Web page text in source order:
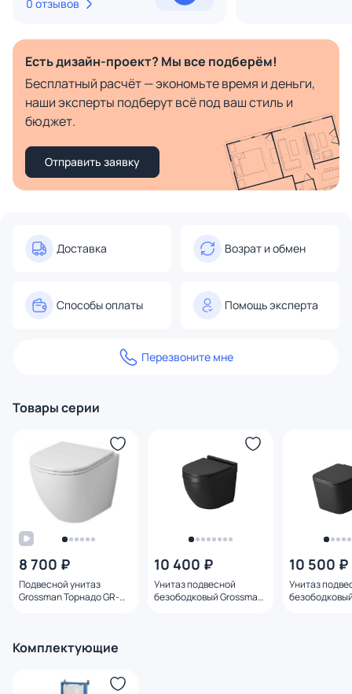
0 отзывов
Есть дизайн-проект? Мы все подберём!
Бесплатный расчёт — экономьте время и деньги,
наши эксперты подберут всё под ваш стиль и
бюджет.
Отправить заявку
Доставка Возрат и обмен
Способы оплаты Помощь эксперта
Перезвоните мне
Товары серии
8 700 ₽
Подвесной унитаз
Grossman Торнадо GR-
10 400 ₽
Унитаз подвесной
безободковый Grossman
10 500 ₽
Унитаз
Комплектующие